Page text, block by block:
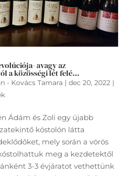
avagy az
a közösségi lét felé…
- Kovács Tamara | dec 20, 2022|
Ádám és Zoli egy újabb
kóstolón látta
mely során a vörös
meg a kezdetektől
3-3 évjáratot vethettünk